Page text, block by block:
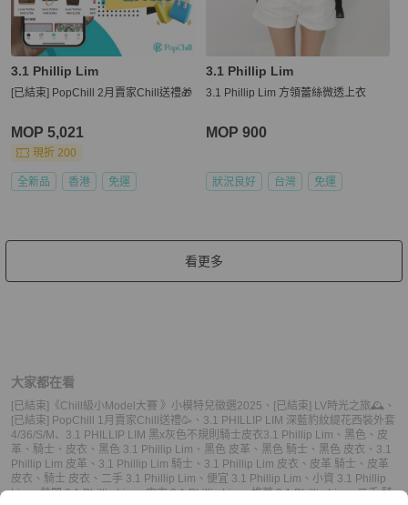
3.1 Phillip Lim
[已結束] PopChill 2月賣家Chill送禮🎁
MOP 5,021
現折 200
全新品 香港 免運
3.1 Phillip Lim
3.1 Phillip Lim 方領蕾絲微透上衣
MOP 900
狀況良好 台灣 免運
看更多
大家都在看
[已結束]《Chill級小Model大賽 》小模特兒徵選2025 、 [已結束] LV時光之旅🕰 、
[已結束] PopChill 1月賣家Chill送禮🥳 、 3.1 PHILLIP LIM 深藍豹紋緹花西裝外套
4/36/S/M、 3.1 PHILLIP LIM 黑x灰色不規則騎士皮衣3.1 Phillip Lim 、 黑色 、 皮
革 、 騎士 、 皮衣 、 黑色 3.1 Phillip Lim 、 黑色 皮革 、 黑色 騎士 、 黑色 皮衣 、 3.1
Phillip Lim 皮革 、 3.1 Phillip Lim 騎士 、 3.1 Phillip Lim 皮衣 、 皮革 騎士 、 皮革
皮衣 、 騎士 皮衣 、 二手 3.1 Phillip Lim 、 便宜 3.1 Phillip Lim 、 小資 3.1 Phillip
Lim、熱門 3.1 Phillip Lim、中古 3.1 Phillip Lim、推薦 3.1 Phillip Lim、二手 騎